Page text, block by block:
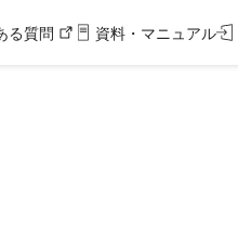
る質問 資料・マニュアル